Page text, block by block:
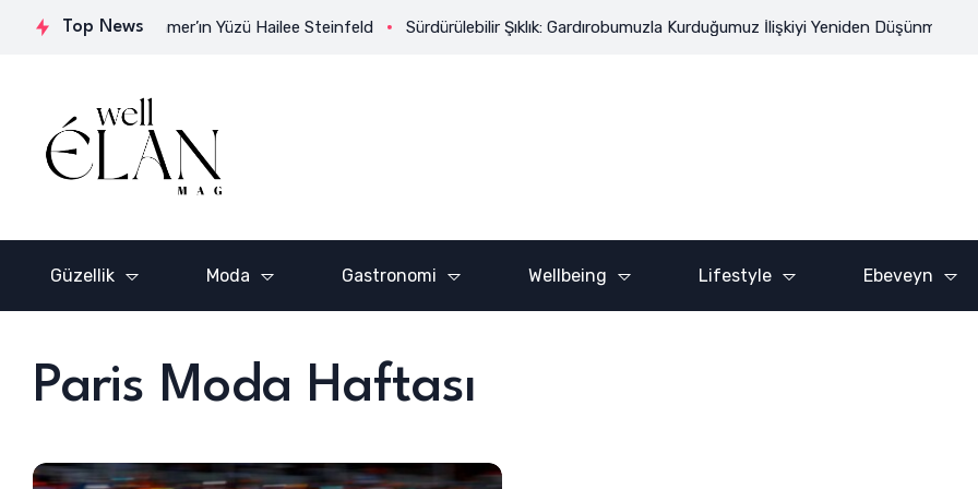
Top News
Parfümü Glimmer’ın Yüzü Hailee Steinfeld Sürdürülebilir Şıklık: Gardırobumuzla Kurduğumuz İlişkiyi Yeniden Düşünmek
Güzellik Moda Gastronomi Wellbeing Lifestyle Ebeveyn
Paris Moda Haftası